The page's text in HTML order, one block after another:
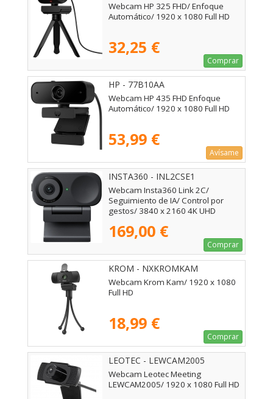
Webcam HP 325 FHD/ Enfoque
Automático/ 1920 x 1080 Full HD
32,25 €
Comprar
HP - 77B10AA
Webcam HP 435 FHD Enfoque
Automático/ 1920 x 1080 Full HD
53,99 €
Avísame
INSTA360 - INL2CSE1
Webcam Insta360 Link 2C/
Seguimiento de IA/ Control por
gestos/ 3840 x 2160 4K UHD
169,00 €
Comprar
KROM - NXKROMKAM
Webcam Krom Kam/ 1920 x 1080
Full HD
18,99 €
Comprar
LEOTEC - LEWCAM2005
Webcam Leotec Meeting
LEWCAM2005/ 1920 x 1080 Full HD